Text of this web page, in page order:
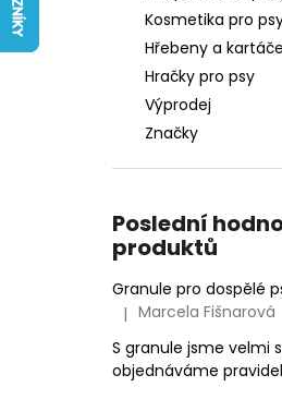
Kosmetika pro
Hřebeny a
Hračky pro psy
Výprodej
Značky
Poslední
produktů
Hodnocení produktu
| Marcela Fišnarová
S granule jsme velmi
objednáváme